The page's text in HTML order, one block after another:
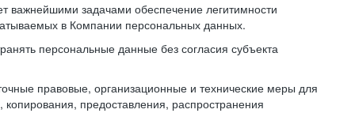
важнейшими задачами обеспечение легитимности
в Компании персональных данных.
персональные данные без согласия субъекта
правовые, организационные и технические меры для
предоставления, распространения